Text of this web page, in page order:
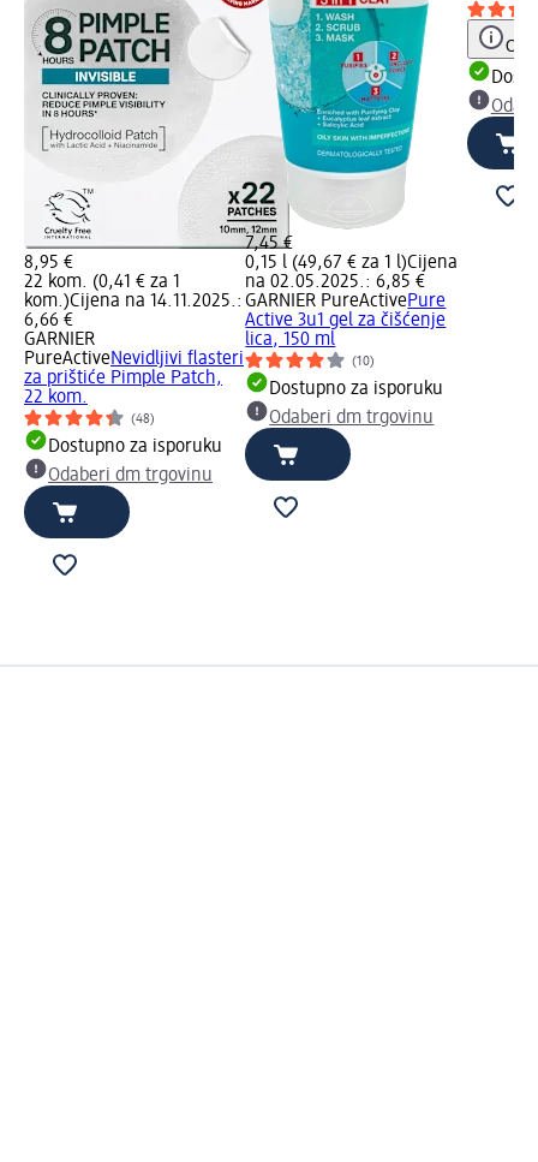
8,95 €
22 kom. (0,41 € za 1
kom.)Cijena na 14.11.2025.:
6,66 €
GARNIER
PureActiveNevidljivi flasteri
za prištiće Pimple Patch,
22 kom.
(48)
Dostupno za isporuku
Odaberi dm trgovinu
7,45 €
0,15 l (49,67 € za 1 l)Cijena
na 02.05.2025.: 6,85 €
GARNIER PureActivePure
Active 3u1 gel za čišćenje
lica, 150 ml
(10)
Dostupno za isporuku
Odaberi dm trgovinu